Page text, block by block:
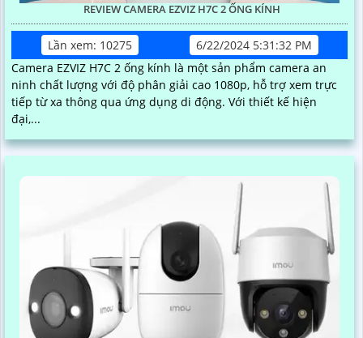
REVIEW CAMERA EZVIZ H7C 2 ỐNG KÍNH
Lần xem: 10275
6/22/2024 5:31:32 PM
Camera EZVIZ H7C 2 ống kính là một sản phẩm camera an
ninh chất lượng với độ phân giải cao 1080p, hỗ trợ xem trực
tiếp từ xa thông qua ứng dụng di động. Với thiết kế hiện
đại,...